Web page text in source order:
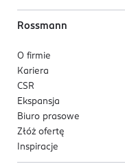
Rossmann
O firmie
Kariera
CSR
Ekspansja
Biuro prasowe
Złóż ofertę
Inspiracje